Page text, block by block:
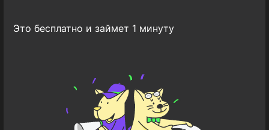
Это бесплатно и займет 1 минуту